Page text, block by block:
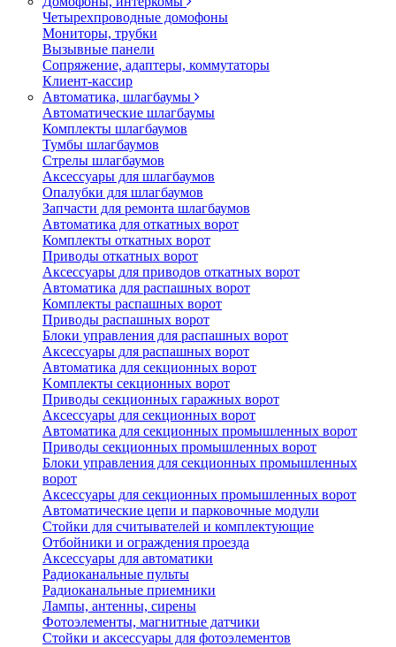
Четырехпроводные домофоны
Мониторы, трубки
Вызывные панели
Сопряжение, адаптеры, коммутаторы
Клиент-кассир
Автоматика, шлагбаумы
Автоматические шлагбаумы
Комплекты шлагбаумов
Тумбы шлагбаумов
Стрелы шлагбаумов
Аксессуары для шлагбаумов
Опалубки для шлагбаумов
Запчасти для ремонта шлагбаумов
Автоматика для откатных ворот
Комплекты откатных ворот
Приводы откатных ворот
Аксессуары для приводов откатных ворот
Автоматика для распашных ворот
Комплекты распашных ворот
Приводы распашных ворот
Блоки управления для распашных ворот
Аксессуары для распашных ворот
Автоматика для секционных ворот
Koмплeкты ceкциoнныx вopoт
Пpивoды ceкциoнныx гаражных вopoт
Aкceccyapы для ceкциoнныx вopoт
Автоматика для секционных промышленных ворот
Пpивoды ceкциoнныx промышленных вopoт
Блоки управления для секционных промышленных
ворот
Aкceccyapы для ceкциoнныx промышленных вopoт
Автоматические цепи и парковочные модули
Стойки для считывателей и комплектующие
Отбойники и ограждения проезда
Аксессуары для автоматики
Радиоканальные пульты
Радиоканальные приемники
Лампы, антенны, сирены
Фотоэлементы, магнитные датчики
Стойки и аксессуары для фотоэлементов